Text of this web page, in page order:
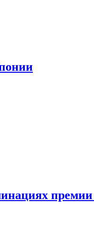
премии